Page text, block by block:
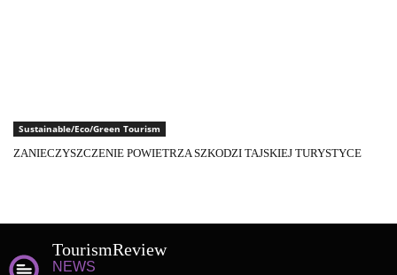
Sustainable/Eco/Green Tourism
ZANIECZYSZCZENIE POWIETRZA SZKODZI TAJSKIEJ TURYSTYCE
TourismReview
NEWS